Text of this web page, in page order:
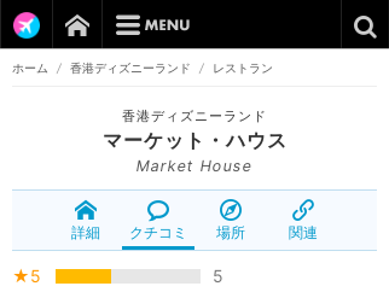
ホーム / 香港ディズニーランド / レストラン
香港ディズニーランド
マーケット・ハウス
Market House
詳細 クチコミ 場所 関連
★5
5